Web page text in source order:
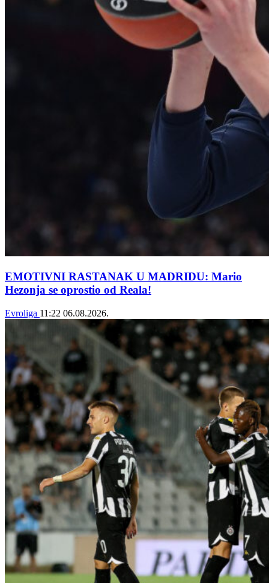
EMOTIVNI RASTANAK U MADRIDU: Mario
Hezonja se oprostio od Reala!
Evroliga 11:22 06.08.2026.